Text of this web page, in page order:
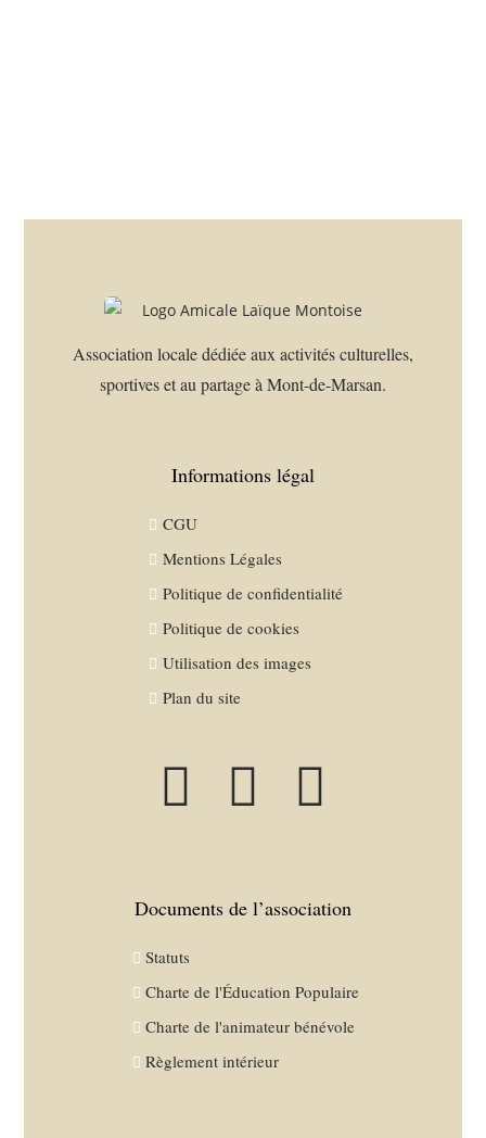
Association locale dédiée aux activités culturelles,
sportives et au partage à Mont-de-Marsan.
Informations légal
CGU
Mentions Légales
Politique de confidentialité
Politique de cookies
Utilisation des images
Plan du site
Documents de l’association
Statuts
Charte de l'Éducation Populaire
Charte de l'animateur bénévole
Règlement intérieur